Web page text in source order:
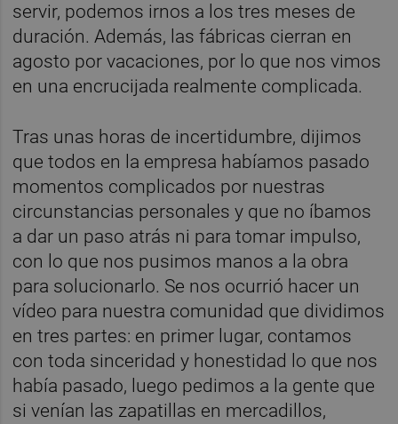
servir, podemos irnos a los tres meses de
duración. Además, las fábricas cierran en
agosto por vacaciones, por lo que nos vimos
en una encrucijada realmente complicada.
Tras unas horas de incertidumbre, dijimos
que todos en la empresa habíamos pasado
momentos complicados por nuestras
circunstancias personales y que no íbamos
a dar un paso atrás ni para tomar impulso,
con lo que nos pusimos manos a la obra
para solucionarlo. Se nos ocurrió hacer un
vídeo para nuestra comunidad que dividimos
en tres partes: en primer lugar, contamos
con toda sinceridad y honestidad lo que nos
había pasado, luego pedimos a la gente que
si venían las zapatillas en mercadillos,